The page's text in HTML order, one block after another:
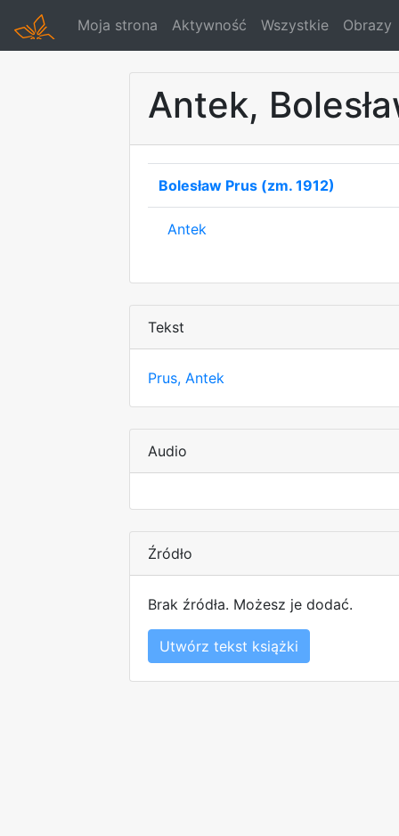
Moja strona Aktywność Wszystkie Obrazy
Antek,
Bolesław Prus (zm. 1912)
Antek
Tekst
Prus, Antek
Audio
Źródło
Brak źródła. Możesz je dodać.
Utwórz tekst książki